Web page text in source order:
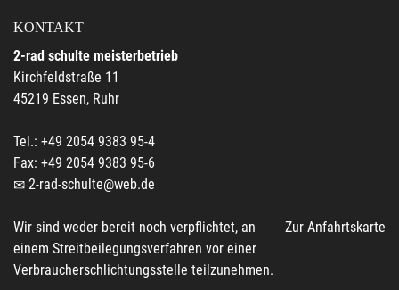
KONTAKT
2-rad schulte meisterbetrieb
Kirchfeldstraße 11
45219 Essen, Ruhr
Tel.: +49 2054 9383 95-4
Fax: +49 2054 9383 95-6
2-rad-schulte@web.de
Zur Anfahrtskarte
Wir sind weder bereit noch verpflichtet, an
einem Streitbeilegungsverfahren vor einer
Verbraucherschlichtungsstelle teilzunehmen.